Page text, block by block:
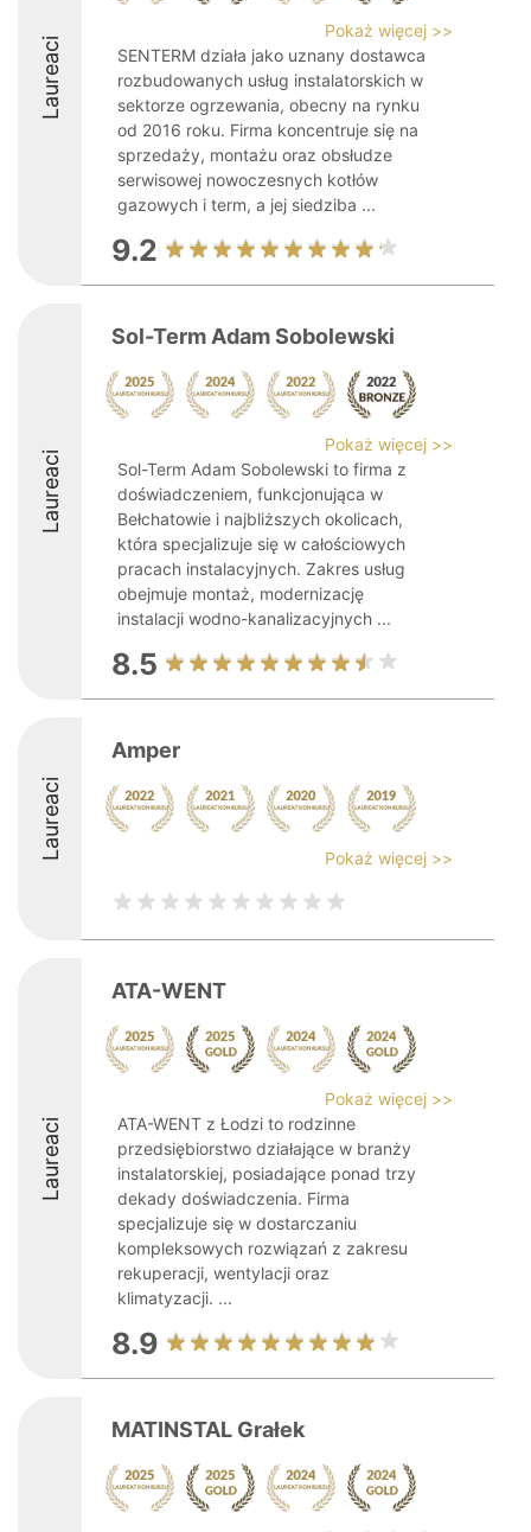
Laureaci
Pokaż więcej >>
SENTERM działa jako uznany dostawca
rozbudowanych usług instalatorskich w
sektorze ogrzewania, obecny na rynku
od 2016 roku. Firma koncentruje się na
sprzedaży, montażu oraz obsłudze
serwisowej nowoczesnych kotłów
gazowych i term, a jej siedziba ...
9.2
Laureaci
Sol-Term Adam Sobolewski
Pokaż więcej >>
Sol-Term Adam Sobolewski to firma z
doświadczeniem, funkcjonująca w
Bełchatowie i najbliższych okolicach,
która specjalizuje się w całościowych
pracach instalacyjnych. Zakres usług
obejmuje montaż, modernizację
instalacji wodno-kanalizacyjnych ...
8.5
Laureaci
Amper
Pokaż więcej >>
Laureaci
ATA-WENT
Pokaż więcej >>
ATA-WENT z Łodzi to rodzinne
przedsiębiorstwo działające w branży
instalatorskiej, posiadające ponad trzy
dekady doświadczenia. Firma
specjalizuje się w dostarczaniu
kompleksowych rozwiązań z zakresu
rekuperacji, wentylacji oraz
klimatyzacji. ...
8.9
MATINSTAL Grałek